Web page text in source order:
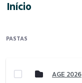
Início
PASTAS
AGE 2026